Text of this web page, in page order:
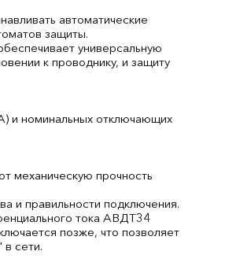
автоматические
защиты.
универсальную
к проводнику, и защиту
и номинальных отключающих
механическую прочность
и правильности подключения.
тока АВДТ34
позже, что позволяет
в сети.